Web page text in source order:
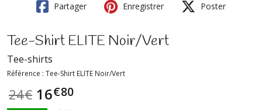
Partager Enregistrer Poster
Tee-Shirt ELITE Noir/Vert
Tee-shirts
Référence : Tee-Shirt ELITE Noir/Vert
24€ 16€80